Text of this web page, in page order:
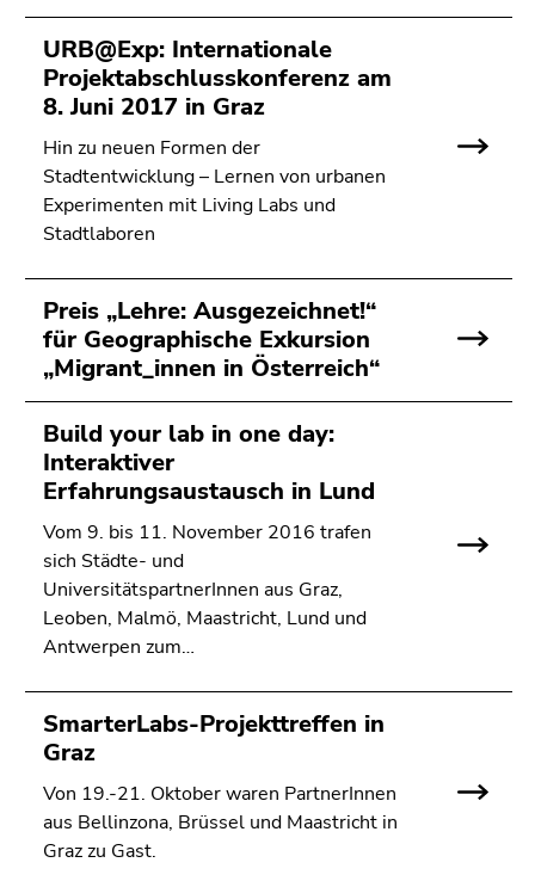
Link.
Zum
Inhalt
(Zugriffstaste
1)
Zur
(Zugriffstaste
2)
Zur
Hauptnavigation
(Zugriffstaste
3)
Zur
Unternavigation
4)
Zu
den
Zusatzinformationen
(Zugriffstaste
5)
Zu
den
(Benutzer/Sprache)
(Zugriffstaste
8)
URB@Exp: Internationale
Projektabschlusskonferenz am
8. Juni 2017 in Graz
Hin zu neuen Formen der
Stadtentwicklung – Lernen von urbanen
Experimenten mit Living Labs und
Stadtlaboren
Preis „Lehre: Ausgezeichnet!“
für Geographische Exkursion
„Migrant_innen in Österreich“
Build your lab in one day:
Interaktiver
Erfahrungsaustausch in Lund
Vom 9. bis 11. November 2016 trafen
sich Städte- und
UniversitätspartnerInnen aus Graz,
Leoben, Malmö, Maastricht, Lund und
Antwerpen zum…
SmarterLabs-Projekttreffen in
Graz
Von 19.-21. Oktober waren PartnerInnen
aus Bellinzona, Brüssel und Maastricht in
Graz zu Gast.